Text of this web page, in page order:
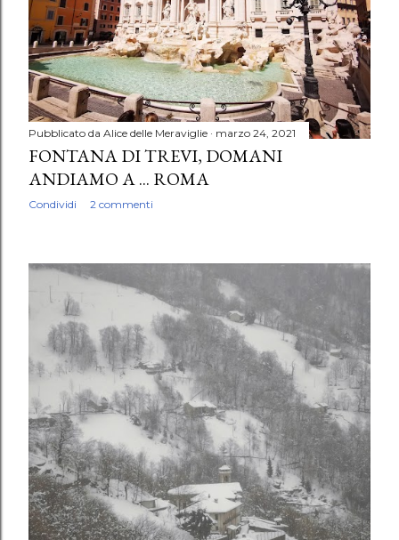
Pubblicato da Alice delle Meraviglie marzo 24, 2021
FONTANA DI TREVI, DOMANI
ANDIAMO A ... ROMA
Condividi 2 commenti